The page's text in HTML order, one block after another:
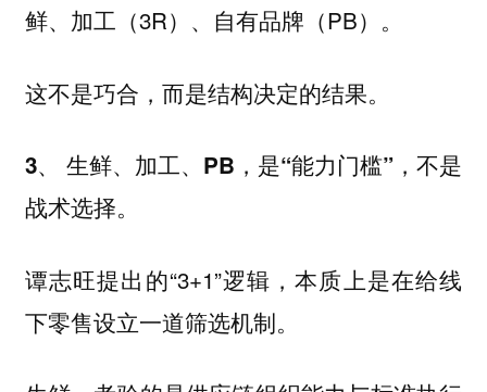
鲜、加工（3R）、自有品牌（PB）。
这不是巧合，而是结构决定的结果。
3、 生鲜、加工、PB，是“能力门槛”，不是
战术选择。
谭志旺提出的“3+1”逻辑，本质上是在给线
下零售设立一道筛选机制。